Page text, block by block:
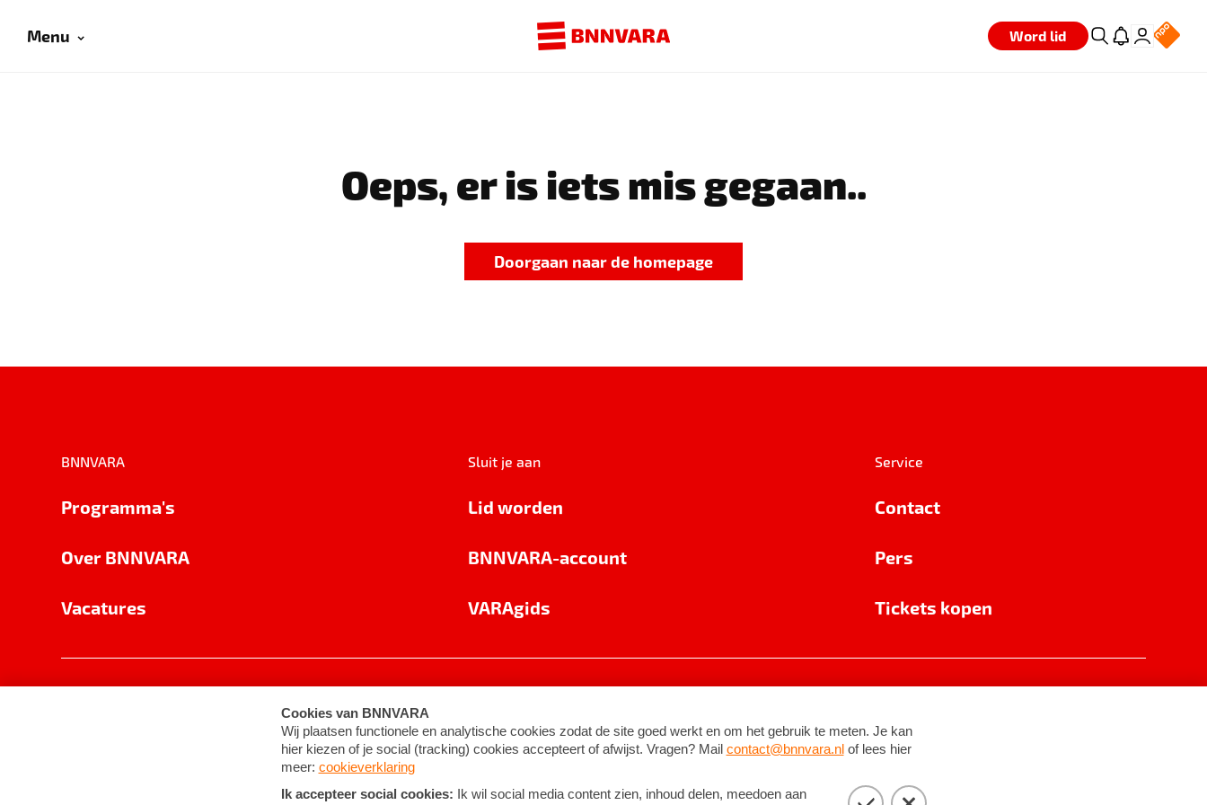
Menu Word lid
Oeps, er is iets mis gegaan..
Doorgaan naar de homepage
BNNVARA
Programma's
Over BNNVARA
Vacatures
Sluit je aan
Lid worden
BNNVARA-account
VARAgids
Service
Contact
Pers
Tickets kopen
Cookie-instellingen Algemene voorwaarden ©2026BNNVARA